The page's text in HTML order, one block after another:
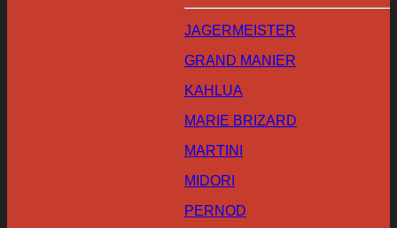
JAGERMEISTER
GRAND MANIER
KAHLUA
MARIE BRIZARD
MARTINI
MIDORI
PERNOD